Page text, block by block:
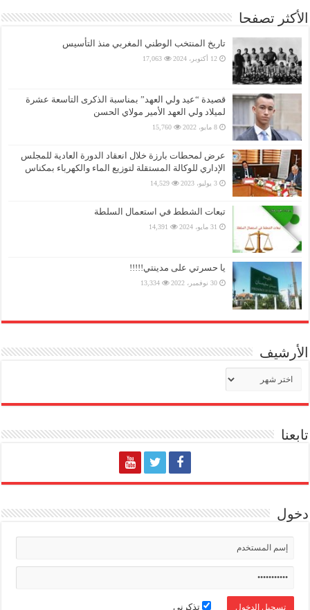
الأكثر تصفحا
تاريخ المنتخب الوطني المغربي منذ التأسيس
12 أكتوبر، 2024 17,063
قصيدة “عيد ولي العهد” بمناسبة الذكرى التاسعة عشرة
لميلاد ولي العهد الأمير مولاي الحسن
8 مايو، 2022 15,760
عرض لمحطات بارزة خلال انعقاد الدورة العادية للمجلس
الإداري للوكالة المستقلة لتوزيع الماء والكهرباء بمكناس
3 يوليو، 2023 14,529
تبعات الشطط في استعمال السلطة
31 مايو، 2024 14,391
يا حسرتي على مدينتي!!!!!
30 نوفمبر، 2022 13,334
الأرشيف
الأرشيف
تابعنا
دخول
تذكرني